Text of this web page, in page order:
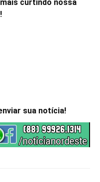
curtindo nossa
sua notícia!